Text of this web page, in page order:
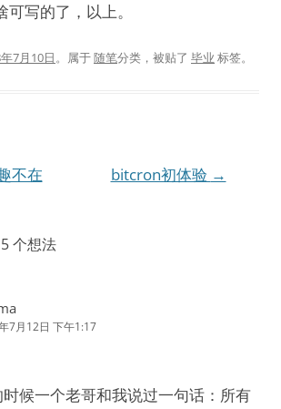
可写的了，以上。
7月10日。属于随笔分类，被贴了 毕业 标签。
不在 bitcron初体验 →
个想法
7月12日 下午1:17
候一个老哥和我说过一句话：所有